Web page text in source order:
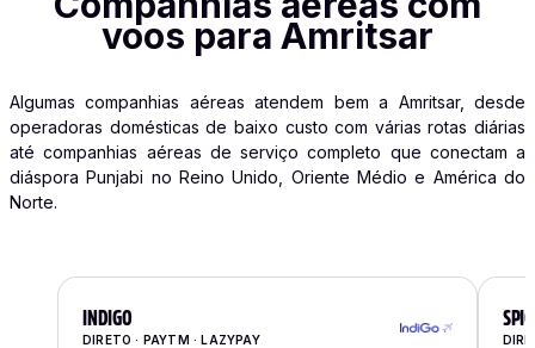
voos para Amritsar
Algumas companhias aéreas atendem bem a Amritsar, desde
operadoras domésticas de baixo custo com várias rotas diárias
até companhias aéreas de serviço completo que conectam a
diáspora Punjabi no Reino Unido, Oriente Médio e América do
Norte.
INDIGO
DIRETO · PAYTM · LAZYPAY